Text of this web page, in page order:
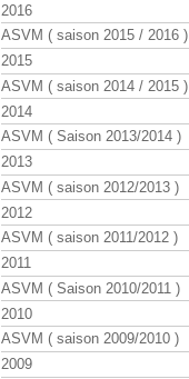
2016
ASVM ( saison 2015 / 2016 )
2015
ASVM ( saison 2014 / 2015 )
2014
ASVM ( Saison 2013/2014 )
2013
ASVM ( saison 2012/2013 )
2012
ASVM ( saison 2011/2012 )
2011
ASVM ( Saison 2010/2011 )
2010
ASVM ( saison 2009/2010 )
2009